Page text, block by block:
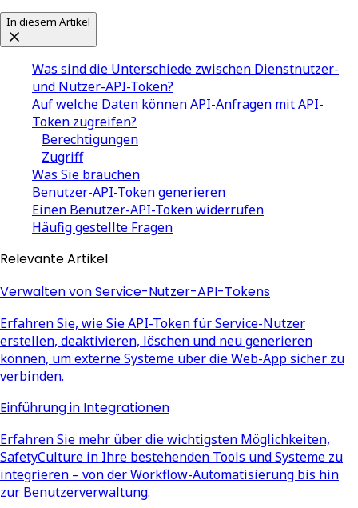
In diesem Artikel
Was sind die Unterschiede zwischen Dienstnutzer-
und Nutzer-API-Token?
Auf welche Daten können API-Anfragen mit API-
Token zugreifen?
Berechtigungen
Zugriff
Was Sie brauchen
Benutzer-API-Token generieren
Einen Benutzer-API-Token widerrufen
Häufig gestellte Fragen
Relevante Artikel
Verwalten von Service-Nutzer-API-Tokens
Erfahren Sie, wie Sie API-Token für Service-Nutzer
erstellen, deaktivieren, löschen und neu generieren
können, um externe Systeme über die Web-App sicher zu
verbinden.
Einführung in Integrationen
Erfahren Sie mehr über die wichtigsten Möglichkeiten,
SafetyCulture in Ihre bestehenden Tools und Systeme zu
integrieren – von der Workflow-Automatisierung bis hin
zur Benutzerverwaltung.